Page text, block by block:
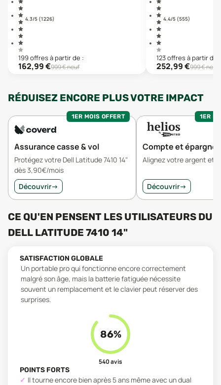
4.3/5 (1 226)
199offresà partir de :
162,99€999€ neuf
4.4/5 (555)
123offresà partir de :
252,99€999€ neuf
RÉDUISEZ ENCORE PLUS VOTRE IMPACT
1ER MOIS OFFERT
Assurance casse & vol
Protégez votre Dell Latitude 7410 14"
dès 3,90€/mois
Découvrir→
1ER
Compte et épargne
Alignez votre argent et
Découvrir→
CE QU'EN PENSENT LES UTILISATEURS DU
DELL LATITUDE 7410 14"
SATISFACTION GLOBALE
Un portable pro qui fonctionne encore correctement
malgré son âge, mais la batterie fatiguée nécessite
souvent un remplacement et le clavier peut réserver des
surprises.
86%
540avis
POINTS FORTS
Il tourne encore bien après 5 ans même avec un dual